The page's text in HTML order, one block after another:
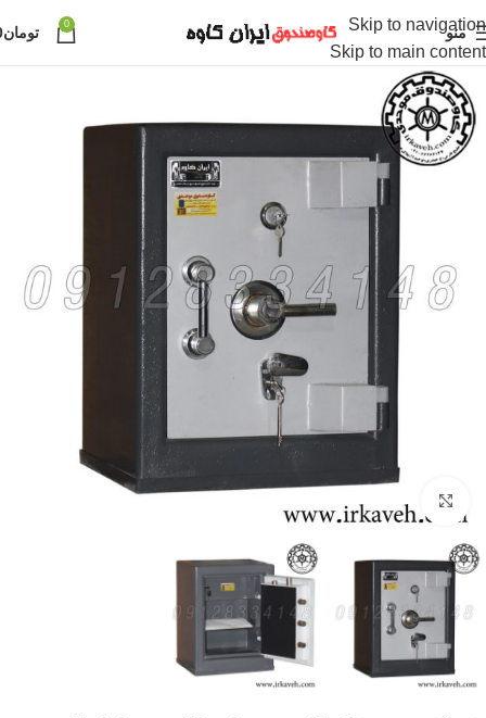
Skip to navigation
Skip to main content
منو 0 تومان
برای بزرگنمایی کلیک کنید